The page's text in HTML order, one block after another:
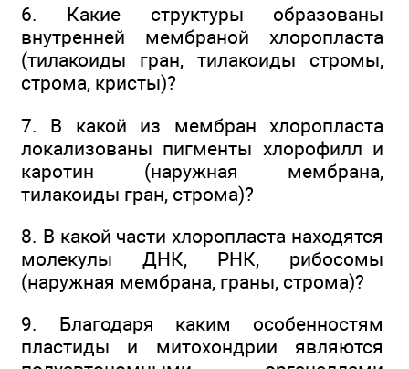
6. Какие структуры образованы
внутренней мембраной хлоропласта
(тилакоиды гран, тилакоиды стромы,
строма, кристы)?
7. В какой из мембран хлоропласта
локализованы пигменты хлорофилл и
каротин (наружная мембрана,
тилакоиды гран, строма)?
8. В какой части хлоропласта находятся
молекулы ДНК, РНК, рибосомы
(наружная мембрана, граны, строма)?
9. Благодаря каким особенностям
пластиды и митохондрии являются